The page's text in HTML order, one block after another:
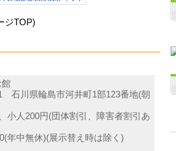
ジTOP)
川県輪島市河井町1部123番地(朝
小人200円(団体割引、障害者割引あ
年中無休)(展示替え時は除く)